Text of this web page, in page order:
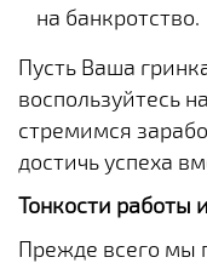
на банкротство.
Пусть Ваша
воспользуйтесь
стремимся
достичь успеха
Тонкости работы
Прежде всего мы